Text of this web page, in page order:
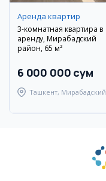
Аренда квартир
3-комнатная квартира в
аренду, Мирабадский
район, 65 м²
6 000 000 сум
Ташкент, Мирабадский